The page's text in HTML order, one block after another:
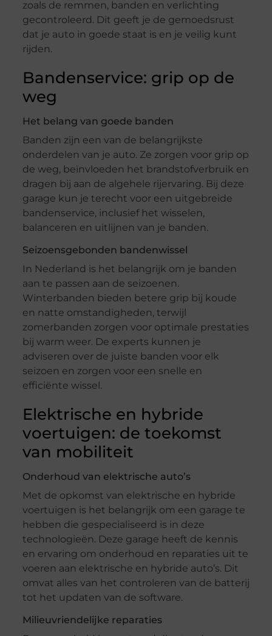
zoals de remmen, banden en verlichting
gecontroleerd. Dit geeft je de gemoedsrust
dat je auto in goede staat is en je veilig kunt
rijden.
Bandenservice: grip op de
weg
Het belang van goede banden
Banden zijn een van de belangrijkste
onderdelen van je auto. Ze zorgen voor grip op
de weg, beïnvloeden het brandstofverbruik en
dragen bij aan de algehele rijervaring. Bij deze
garage kun je terecht voor een uitgebreide
bandenservice, inclusief het wisselen,
balanceren en uitlijnen van je banden.
Seizoensgebonden bandenwissel
In Nederland is het belangrijk om je banden
aan te passen aan de seizoenen.
Winterbanden bieden betere grip bij koude
en natte omstandigheden, terwijl
zomerbanden zorgen voor optimale prestaties
bij warm weer. De experts kunnen je
adviseren over de juiste banden voor elk
seizoen en zorgen voor een snelle en
efficiënte wissel.
Elektrische en hybride
voertuigen: de toekomst
van mobiliteit
Onderhoud van elektrische auto’s
Met de opkomst van elektrische en hybride
voertuigen is het belangrijk om een garage te
hebben die gespecialiseerd is in deze
technologieën. Deze garage heeft de kennis
en ervaring om onderhoud en reparaties uit te
voeren aan elektrische en hybride auto’s. Dit
omvat alles van het controleren van de batterij
tot het updaten van de software.
Milieuvriendelijke reparaties